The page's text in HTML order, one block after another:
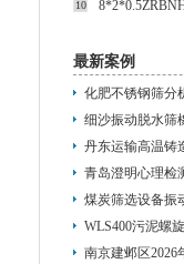
10
最新案例
化肥不锈钢筛分
细沙振动脱水筛
丹东运输高温铸
煤炭筛选设备振